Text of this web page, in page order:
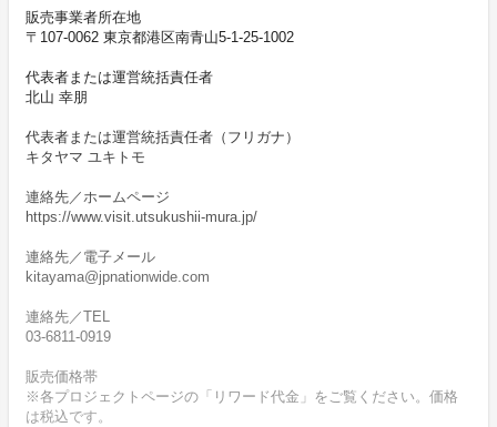
販売事業者所在地
〒107-0062 東京都港区南青山5-1-25-1002
代表者または運営統括責任者
北山 幸朋
代表者または運営統括責任者（フリガナ）
キタヤマ ユキトモ
連絡先／ホームページ
https://www.visit.utsukushii-mura.jp/
連絡先／電子メール
kitayama@jpnationwide.com
連絡先／TEL
03-6811-0919
販売価格帯
※各プロジェクトページの「リワード代金」をご覧ください。価格
は税込です。